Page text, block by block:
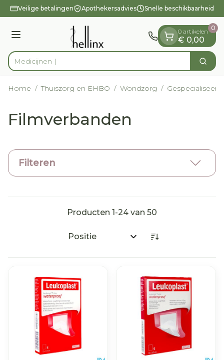
Ga naar de inhoud
1 van 1
Veilige betalingen Apothekersadvies Snelle beschikbaarheid
Menu
Product, merk, categorie... Zoek
0 artikelen
€ 0,00
0
Home / Thuiszorg en EHBO / Wondzorg /
Filmverbanden
Filteren
Producten 1-24 van 50
Sorteer op: